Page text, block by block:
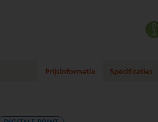
Prijsinformatie Specificaties